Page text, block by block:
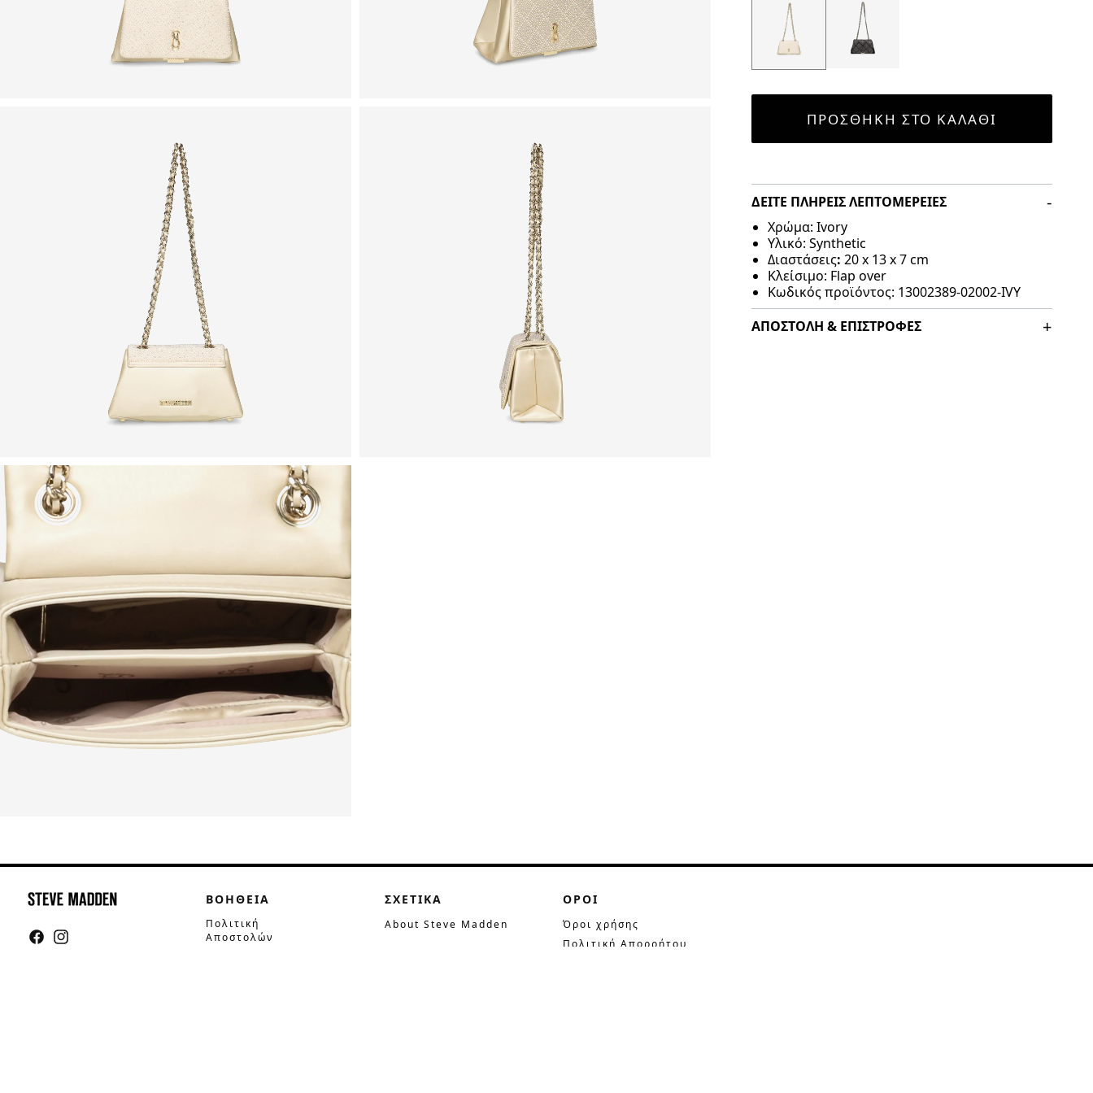
ΠΡΟΣΘΉΚΗ ΣΤΟ ΚΑΛΆΘΙ
ΔΕΊΤΕ ΠΛΉΡΕΙΣ ΛΕΠΤΟΜΈΡΕΙΕΣ
Χρώμα: Ivory
Υλικό: Synthetic
Διαστάσεις: 20 x 13 x 7 cm
Κλείσιμο: Flap over
Κωδικός προϊόντος: 13002389-02002-IVY
ΑΠΟΣΤΟΛΉ & ΕΠΙΣΤΡΟΦΈΣ
FacebookInstagram
ΒΟΗΘΕΙΑ
Πολιτική
Αποστολών
ΣΧΕΤΙΚΑ
About Steve Madden
ΟΡΟΙ
Όροι χρήσης
Πολιτική Απορρήτου